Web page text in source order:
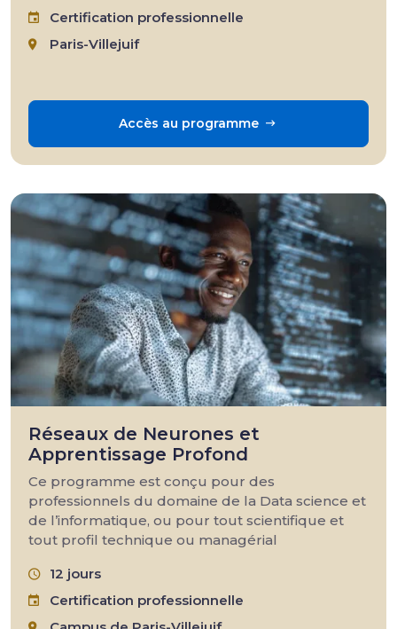
Certification professionnelle
Paris-Villejuif
Accès au programme
Réseaux de Neurones et
Apprentissage Profond
Ce programme est conçu pour des
professionnels du domaine de la Data science et
de l’informatique, ou pour tout scientifique et
tout profil technique ou managérial
12 jours
Certification professionnelle